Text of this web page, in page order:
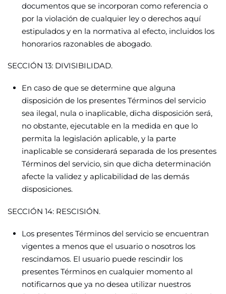
documentos que se incorporan como referencia o
por la violación de cualquier ley o derechos aquí
estipulados y en la normativa al efecto, incluidos los
honorarios razonables de abogado.
SECCIÓN 13: DIVISIBILIDAD.
En caso de que se determine que alguna
disposición de los presentes Términos del servicio
sea ilegal, nula o inaplicable, dicha disposición será,
no obstante, ejecutable en la medida en que lo
permita la legislación aplicable, y la parte
inaplicable se considerará separada de los presentes
Términos del servicio, sin que dicha determinación
afecte la validez y aplicabilidad de las demás
disposiciones.
SECCIÓN 14: RESCISIÓN.
Los presentes Términos del servicio se encuentran
vigentes a menos que el usuario o nosotros los
rescindamos. El usuario puede rescindir los
presentes Términos en cualquier momento al
notificarnos que ya no desea utilizar nuestros